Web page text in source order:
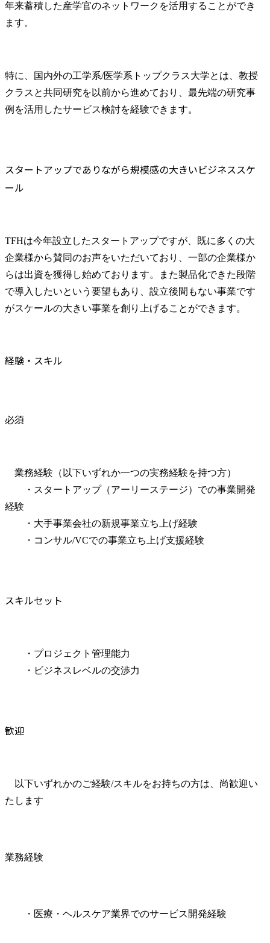
年来蓄積した産学官のネットワークを活用することができ
ます。
特に、国内外の工学系/医学系トップクラス大学とは、教授
クラスと共同研究を以前から進めており、最先端の研究事
例を活用したサービス検討を経験できます。
スタートアップでありながら規模感の大きいビジネススケ
ール
TFHは今年設立したスタートアップですが、既に多くの大
企業様から賛同のお声をいただいており、一部の企業様か
らは出資を獲得し始めております。また製品化できた段階
で導入したいという要望もあり、設立後間もない事業です
がスケールの大きい事業を創り上げることができます。
経験・スキル
必須
業務経験（以下いずれか一つの実務経験を持つ方）
・スタートアップ（アーリーステージ）での事業開発
経験
・大手事業会社の新規事業立ち上げ経験
・コンサル/VCでの事業立ち上げ支援経験
スキルセット
・プロジェクト管理能力
・ビジネスレベルの交渉力
歓迎
以下いずれかのご経験/スキルをお持ちの方は、尚歓迎い
たします
業務経験
・医療・ヘルスケア業界でのサービス開発経験